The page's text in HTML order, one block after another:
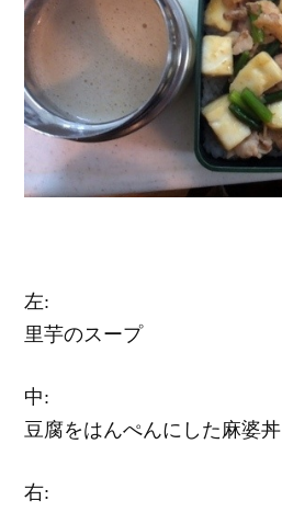
左:
里芋のスープ
中:
豆腐をはんぺんにした麻婆丼
右: